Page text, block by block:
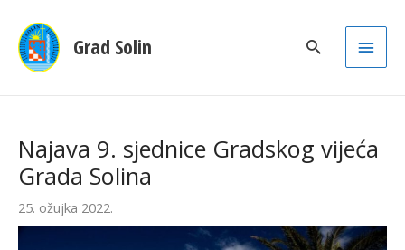
Grad Solin
Main
Najava 9. sjednice Gradskog vijeća
Grada Solina
25. ožujka 2022.